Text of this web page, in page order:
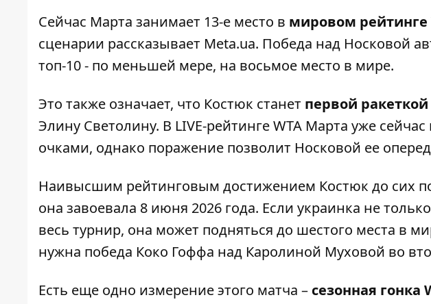
Сейчас Марта занимает 13-е место в мировом рейтинге
сценарии рассказывает Meta.ua. Победа над Носковой
топ-10 - по меньшей мере, на восьмое место в мире.
Это также означает, что Костюк станет первой
Элину Светолину. В LIVE-рейтинге WTA Марта уже сейчас
очками, однако поражение позволит Носковой ее
Наивысшим рейтинговым достижением Костюк до сих
она завоевала 8 июня 2026 года. Если украинка не
весь турнир, она может подняться до шестого места в
нужна победа Коко Гоффа над Каролиной Муховой во
Есть еще одно измерение этого матча – сезонная гонка